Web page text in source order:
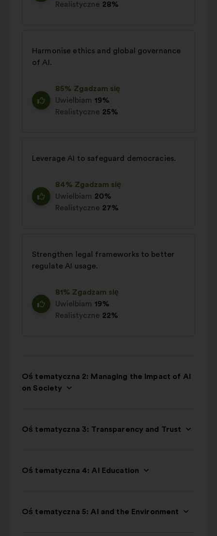
Realistyczne 28%
Harmonise ethics and global governance
of AI.
85% Zgadzam się
Uwielbiam 19%
Realistyczne 25%
Leverage AI to safeguard democracies.
84% Zgadzam się
Uwielbiam 20%
Realistyczne 27%
Strengthen legal frameworks to better
regulate AI usage.
81% Zgadzam się
Uwielbiam 19%
Realistyczne 22%
Oś tematyczna 2: Managing the Impact of AI
on Society
Oś tematyczna 3: Transparency and Trust
Oś tematyczna 4: AI Education
Oś tematyczna 5: AI and the Environment